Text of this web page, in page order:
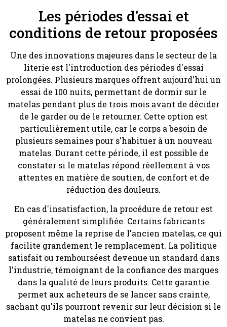
Les périodes d'essai et
conditions de retour proposées
Une des innovations majeures dans le secteur de la
literie est l'introduction des périodes d'essai
prolongées. Plusieurs marques offrent aujourd'hui un
essai de 100 nuits, permettant de dormir sur le
matelas pendant plus de trois mois avant de décider
de le garder ou de le retourner. Cette option est
particulièrement utile, car le corps a besoin de
plusieurs semaines pour s'habituer à un nouveau
matelas. Durant cette période, il est possible de
constater si le matelas répond réellement à vos
attentes en matière de soutien, de confort et de
réduction des douleurs.
En cas d'insatisfaction, la procédure de retour est
généralement simplifiée. Certains fabricants
proposent même la reprise de l'ancien matelas, ce qui
facilite grandement le remplacement. La politique
satisfait ou rembourséest devenue un standard dans
l'industrie, témoignant de la confiance des marques
dans la qualité de leurs produits. Cette garantie
permet aux acheteurs de se lancer sans crainte,
sachant qu'ils pourront revenir sur leur décision si le
matelas ne convient pas.